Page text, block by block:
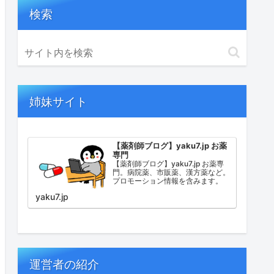
検索
姉妹サイト
【薬剤師ブログ】yaku7.jp お薬
専門
【薬剤師ブログ】yaku7.jp お薬専
門。病院薬、市販薬、漢方薬など。
プロモーション情報を含みます。
yaku7.jp
運営者の紹介